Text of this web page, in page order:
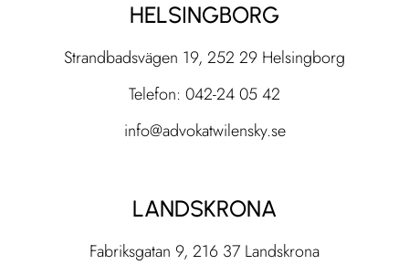
HELSINGBORG
Strandbadsvägen 19, 252 29 Helsingborg
Telefon: 042-24 05 42
info@advokatwilensky.se
LANDSKRONA
Fabriksgatan 9, 216 37 Landskrona